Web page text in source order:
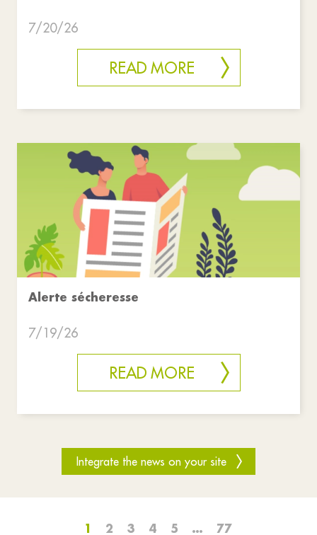
7/20/26
READ MORE
Alerte sécheresse
7/19/26
READ MORE
Integrate the news on your site
1 2 3 4 5 … 77